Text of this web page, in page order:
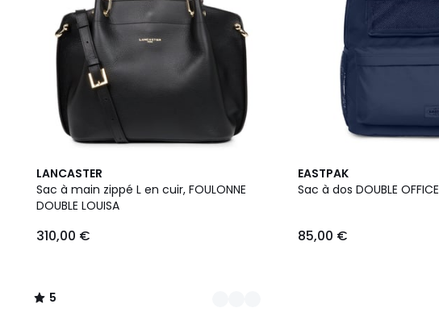
LANCASTER
Sac à main zippé L en cuir, FOULONNE
DOUBLE LOUISA
310,00 €
5
/
5
6
Couleurs
5
/
EASTPAK
Sac à dos DOUBLE OFFICE
85,00 €